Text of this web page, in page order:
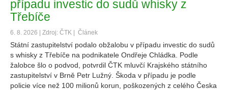
případu investic do sudů whisky z
Třebíče
6. 8. 2026 | Zdroj: ČTK | Článek
Státní zastupitelství podalo obžalobu v případu investic do sudů
s whisky z Třebíče na podnikatele Ondřeje Chládka. Podle
žalobce šlo o podvod, potvrdil ČTK mluvčí Krajského státního
zastupitelství v Brně Petr Lužný. Škoda v případu je podle
policie více než 100 milionů korun, poškozených z celého Česka